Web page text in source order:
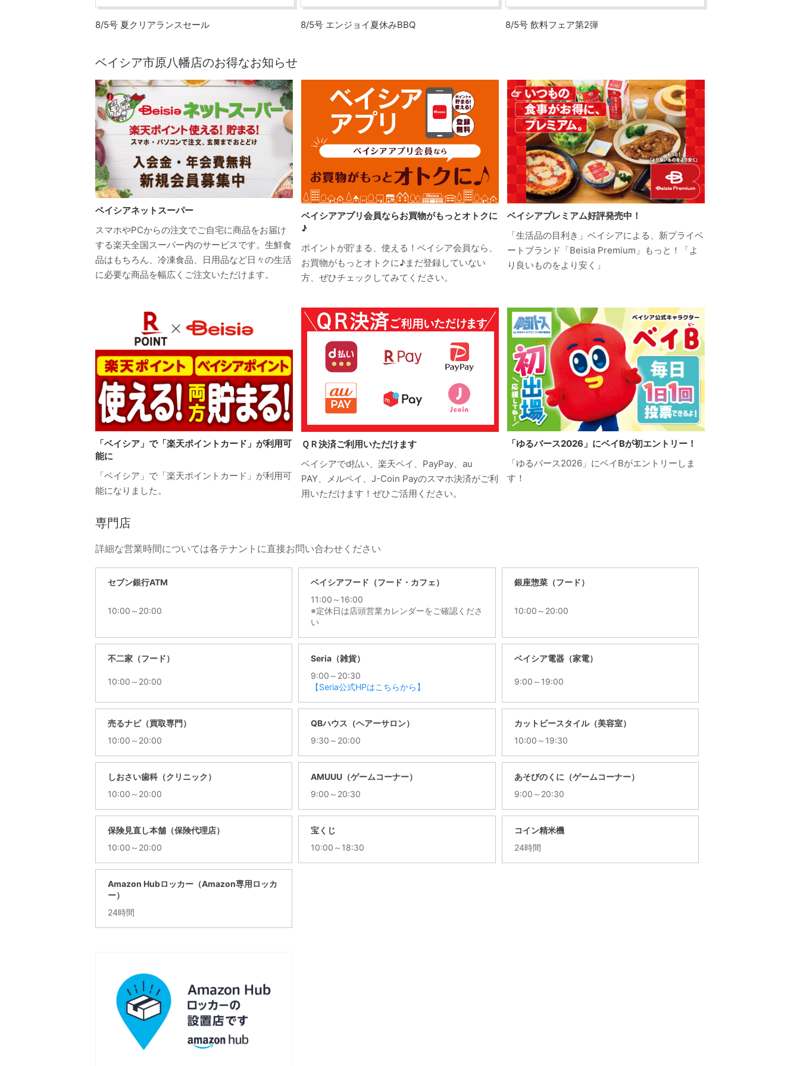
8/5号 夏クリアランスセール 8/5号 エンジョイ夏休みBBQ 8/5号 飲料フェア第2弾
ベイシア市原八幡店のお得なお知らせ
ベイシアネットスーパー
スマホやPCからの注文でご自宅に商品をお届け
する楽天全国スーパー内のサービスです。生鮮食
品はもちろん、冷凍食品、日用品など日々の生活
に必要な商品を幅広くご注文いただけます。
ベイシアアプリ会員ならお買物がもっとオトクに
♪
ポイントが貯まる、使える！ベイシア会員なら、
お買物がもっとオトクに♪まだ登録していない
方、ぜひチェックしてみてください。
ベイシアプレミアム好評発売中！
「生活品の目利き」ベイシアによる、新プライベ
ートブランド「Beisia Premium」もっと！「よ
り良いものをより安く」
「ベイシア」で「楽天ポイントカード」が利用可
能に
「ベイシア」で「楽天ポイントカード」が利用可
能になりました。
ＱＲ決済ご利用いただけます
ベイシアでd払い、楽天ペイ、PayPay、au
PAY、メルペイ、J-Coin Payのスマホ決済がご利
用いただけます！ぜひご活用ください。
「ゆるバース2026」にベイBが初エントリー！
「ゆるバース2026」にベイBがエントリーしま
す！
専門店
詳細な営業時間については各テナントに直接お問い合わせください
セブン銀行ATM
10:00～20:00
ベイシアフード（フード・カフェ）
11:00～16:00
※定休日は店頭営業カレンダーをご確認くださ
い
銀座惣菜（フード）
10:00～20:00
不二家（フード）
10:00～20:00
Seria（雑貨）
9:00～20:30
【Seria公式HPはこちらから】
ベイシア電器（家電）
9:00～19:00
売るナビ（買取専門）
10:00～20:00
QBハウス（ヘアーサロン）
9:30～20:00
カットビースタイル（美容室）
10:00～19:30
しおさい歯科（クリニック）
10:00～20:00
AMUUU（ゲームコーナー）
9:00～20:30
あそびのくに（ゲームコーナー）
9:00～20:30
保険見直し本舗（保険代理店）
10:00～20:00
宝くじ
10:00～18:30
コイン精米機
24時間
Amazon Hubロッカー（Amazon専用ロッカ
ー）
24時間